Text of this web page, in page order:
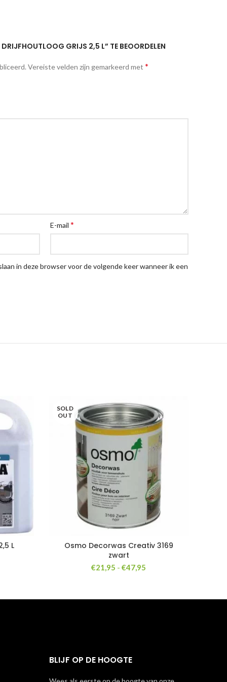
GRIJS 2,5 L” TE BEOORDELEN
Vereiste velden zijn gemarkeerd met *
E-mail *
in deze browser voor de volgende keer wanneer ik een
L
SOLD
OUT
Osmo Decorwas Creativ 3169
zwart
€21,95 - €47,95
BLIJF OP DE HOOGTE